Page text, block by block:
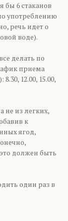
6 стаканов
употреблению
речь идет о
воде).
делать по
приема
12.00, 15.00,
не из легких,
к
ягод,
должен быть
один раз в